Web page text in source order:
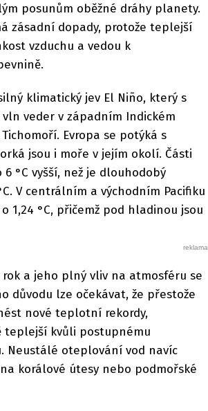
posunům oběžné dráhy planety.
zásadní dopady, protože teplejší
vzduchu a vedou k
klimatický jev El Niño, který s
veder v západním Indickém
Evropa se potýká s
jsou i moře v jejím okolí. Části
°C vyšší, než je dlouhodobý
V centrálním a východním Pacifiku
°C, přičemž pod hladinou jsou
a jeho plný vliv na atmosféru se
důvodu lze očekávat, že přestože
nové teplotní rekordy,
teplejší kvůli postupnému
Neustálé oteplování vod navíc
korálové útesy nebo podmořské